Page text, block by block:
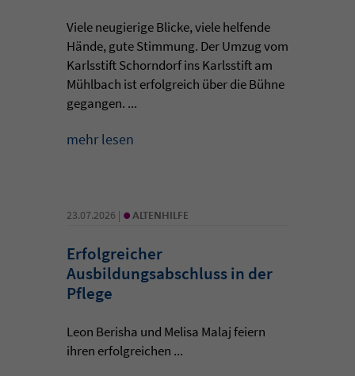
Viele neugierige Blicke, viele helfende
Hände, gute Stimmung. Der Umzug vom
Karlsstift Schorndorf ins Karlsstift am
Mühlbach ist erfolgreich über die Bühne
gegangen. ...
mehr lesen
23.07.2026 | • ALTENHILFE
Erfolgreicher
Ausbildungsabschluss in der
Pflege
Leon Berisha und Melisa Malaj feiern
ihren erfolgreichen ...